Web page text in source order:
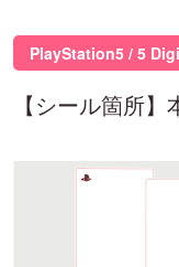
PlayStation5 / 5
【シール箇所